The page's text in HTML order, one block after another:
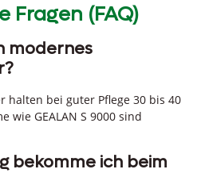
Fragen (FAQ)
modernes
halten bei guter Pflege 30 bis 40
wie GEALAN S 9000 sind
bekomme ich beim